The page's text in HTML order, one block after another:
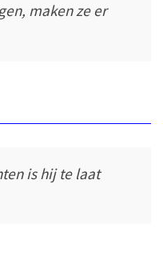
maken ze er
is hij te laat